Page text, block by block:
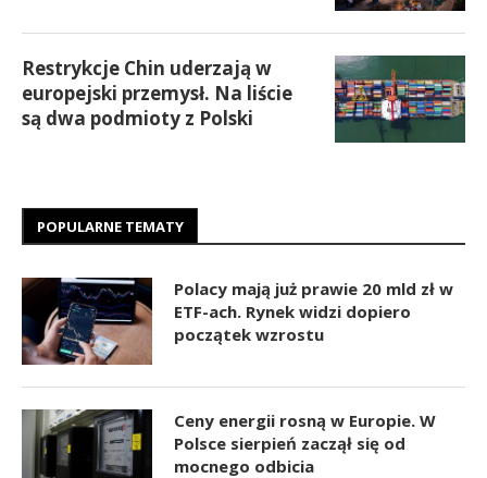
Restrykcje Chin uderzają w
europejski przemysł. Na liście
są dwa podmioty z Polski
POPULARNE TEMATY
Polacy mają już prawie 20 mld zł w
ETF-ach. Rynek widzi dopiero
początek wzrostu
Ceny energii rosną w Europie. W
Polsce sierpień zaczął się od
mocnego odbicia